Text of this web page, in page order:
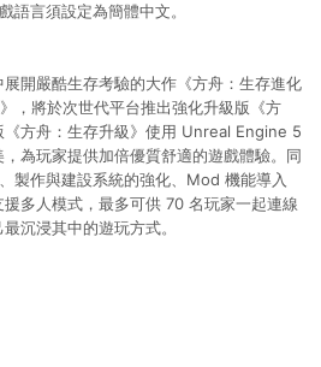
語言須設定為簡體中文。
開嚴酷生存考驗的大作《方舟：生存進化
，將於次世代平台推出強化升級版《方
《方舟：生存升級》使用 Unreal Engine 5
為玩家提供加倍優質舒適的遊戲體驗。同
製作與建設系統的強化、Mod 機能導入
多人模式，最多可供 70 名玩家一起連線
沉浸其中的遊玩方式。